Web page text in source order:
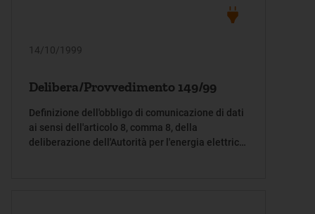
14/10/1999
Delibera/Provvedimento 149/99
Definizione dell'obbligo di comunicazione di dati
ai sensi dell'articolo 8, comma 8, della
deliberazione dell'Autorità per l'energia elettrica